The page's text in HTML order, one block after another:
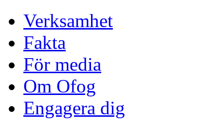
Verksamhet
Fakta
För media
Om Ofog
Engagera dig